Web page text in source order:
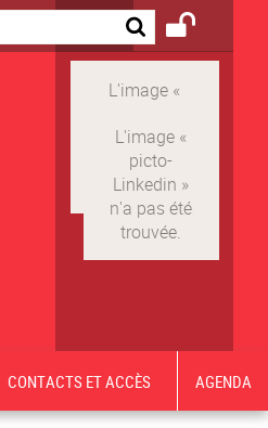
CONTACTS ET ACCÈS AGENDA